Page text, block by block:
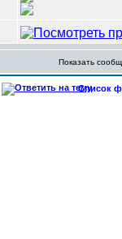
Показать
Список